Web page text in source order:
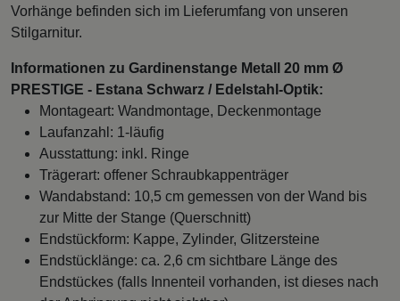
Vorhänge befinden sich im Lieferumfang von unseren
Stilgarnitur.
Informationen zu Gardinenstange Metall 20 mm Ø
PRESTIGE - Estana Schwarz / Edelstahl-Optik:
Montageart: Wandmontage, Deckenmontage
Laufanzahl: 1-läufig
Ausstattung: inkl. Ringe
Trägerart: offener Schraubkappenträger
Wandabstand: 10,5 cm gemessen von der Wand bis
zur Mitte der Stange (Querschnitt)
Endstückform: Kappe, Zylinder, Glitzersteine
Endstücklänge: ca. 2,6 cm sichtbare Länge des
Endstückes (falls Innenteil vorhanden, ist dieses nach